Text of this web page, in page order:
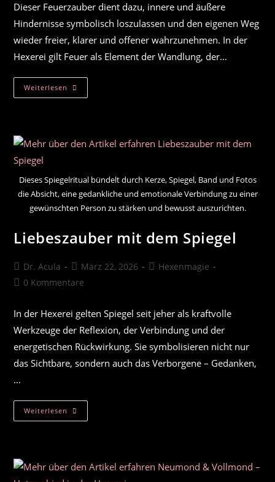
Dieser Feuerzauber dient dazu, innere und äußere
Hindernisse symbolisch loszulassen und den eigenen Weg
wieder freier, klarer und offener wahrzunehmen. In der
Hexerei gilt Feuer als Element der Wandlung, der…
Weiterlesen Feuerzauber
Zum
Dieses Spiegelritual bündelt durch Kerze, Spiegel, Band und Fotos
die Absicht, eine gedankliche und emotionale Verbindung zu einer
gewünschten Person zu stärken und bewusst auszurichten.
Liebeszauber mit dem Spiegel
Beitrags-
Autor:
Dr. Acula
Beitrag
veröffentlicht:
März 22, 2026
Beitrags-
Hexenmagie
Beitrags-
0 Kommentare
In der Hexerei gelten Spiegel seit jeher als kraftvolle
Werkzeuge der Reflexion, der Verbindung und der
energetischen Rückwirkung. Sie symbolisieren nicht nur
das Sichtbare, sondern auch das Verborgene – Gedanken,
…
Weiterlesen Liebeszauber
Mit